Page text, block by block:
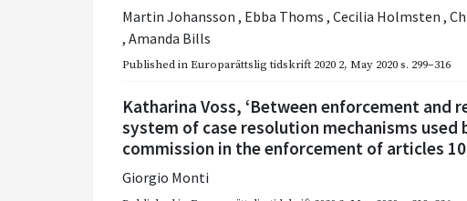
Martin Johansson , Ebba Thoms , Cecilia Holmsten ,
, Amanda Bills
Published inEuroparättslig tidskrift 2020 2, May 2020s. 299–316
Katharina Voss, ‘Between enforcement and
system of case resolution mechanisms used
commission in the enforcement of articles
Giorgio Monti